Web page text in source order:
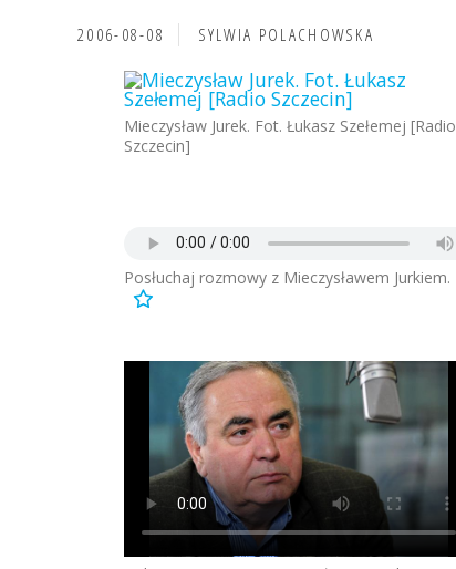
2006-08-08 SYLWIA POLACHOWSKA
Mieczysław Jurek. Fot. Łukasz Szełemej [Radio
Szczecin]
Posłuchaj rozmowy z Mieczysławem Jurkiem.